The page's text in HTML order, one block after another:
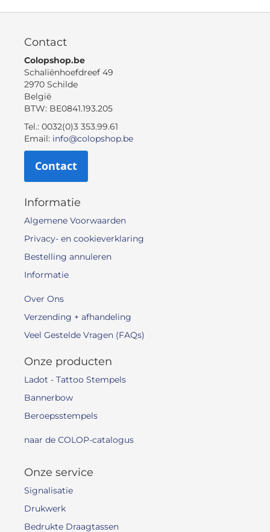
Contact
Colopshop.be
Schaliënhoefdreef 49
2970 Schilde
België
BTW: BE0841.193.205
Tel.: 0032(0)3 353.99.61
Email: info@colopshop.be
Contact
Informatie
Algemene Voorwaarden
Privacy- en cookieverklaring
Bestelling annuleren
Informatie
Over Ons
Verzending + afhandeling
Veel Gestelde Vragen (FAQs)
Onze producten
Ladot - Tattoo Stempels
Bannerbow
Beroepsstempels
naar de COLOP-catalogus
Onze service
Signalisatie
Drukwerk
Bedrukte Draagtassen